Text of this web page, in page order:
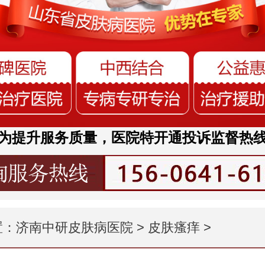
提升服务质量，医院特开通投诉监督热
济南中研皮肤病医院> 皮肤瘙痒>